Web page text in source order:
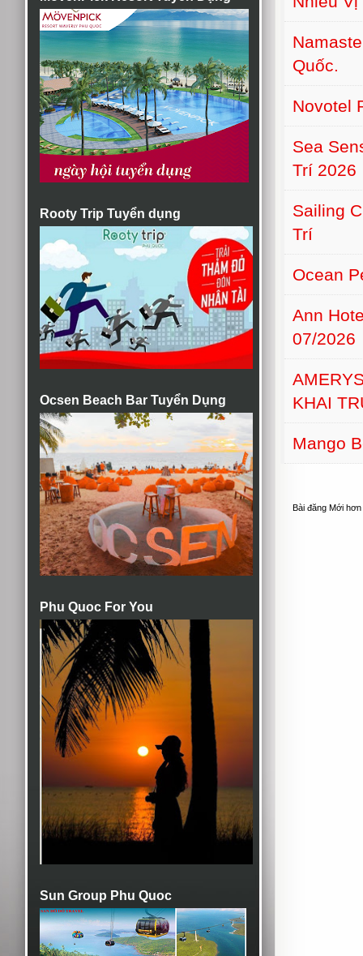
Rooty Trip Tuyển dụng
Ocsen Beach Bar Tuyển Dụng
Phu Quoc For You
Sun Group Phu Quoc
Quốc.
Novotel
Sea
Trí 2026
Sailing
Trí
Ocean
Ann
07/2026
KHAI
Mango
Bài đăng Mới hơn